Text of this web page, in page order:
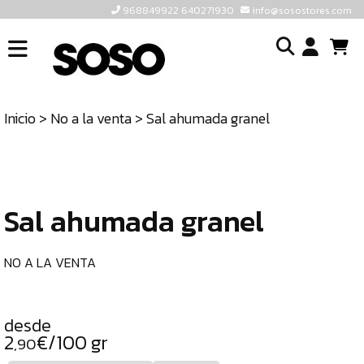
968849922 640271930 info@sosostores.com
INICIO
TIENDA
640271930
Inicio> No a la venta> Sal ahumada granel
Sal ahumada granel
NO A LA VENTA
desde
2,90€/100 gr